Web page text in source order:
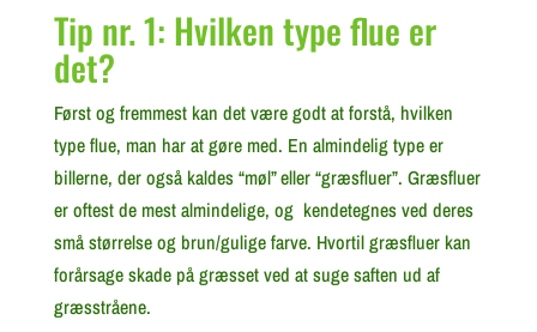
Tip nr. 1: Hvilken type flue er
det?
Først og fremmest kan det være godt at forstå, hvilken
type flue, man har at gøre med. En almindelig type er
billerne, der også kaldes “møl” eller “græsfluer”. Græsfluer
er oftest de mest almindelige, og kendetegnes ved deres
små størrelse og brun/gulige farve. Hvortil græsfluer kan
forårsage skade på græsset ved at suge saften ud af
græsstråene.